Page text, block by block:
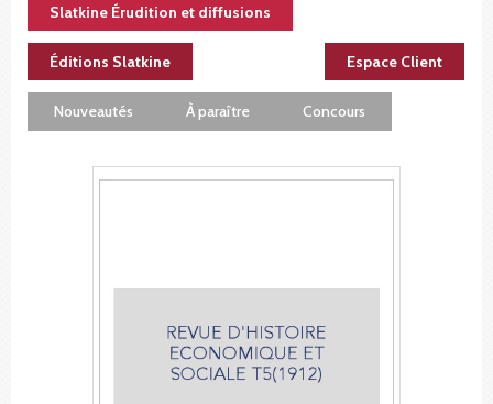
Slatkine Érudition et diffusions
Éditions Slatkine Espace Client
Nouveautés À paraître Concours